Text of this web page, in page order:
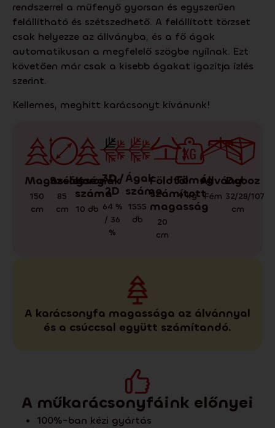
rendszerrel a műfenyő gyorsan és egyszerűen
felállítható és szétszedhető. A felállított törzset
csak helyezze az állványba, és a fő ágak
automatikusan a megfelelő szögbe nyílnak. Ezt
követően már csak a kisebb ágakat igazítja ízlés
szerint.
Kellemes, meghitt karácsonyt kívánunk!
Magasság
150
cm
Szélesség
85
cm
Koronák
száma
10 db
3D /
2D
64 %
/ 36
%
Ágak
száma
1555
db
Földtől
számított
magasság
20
cm
Tömeg
9kg
Állvány
Fém
Doboz
32/28/107
cm
A karácsonyfa magassága az álvánnyal
és a csúccsal együtt számítandó.
A műkarácsonyfáink előnyei
100%-ban kézi gyártás